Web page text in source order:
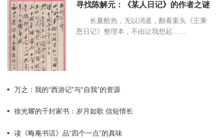
寻找陈解元：《某人日记》的作者之谜
长夏酷热，无以消遣，翻看案头《王秉
恩日记》整理本，不由让我想起……
万之：我的“西游记”与“自我”的资源
徐光耀的千封家书：岁月如歌 信短情长
读《晦庵书话》品“四个一点”的真味